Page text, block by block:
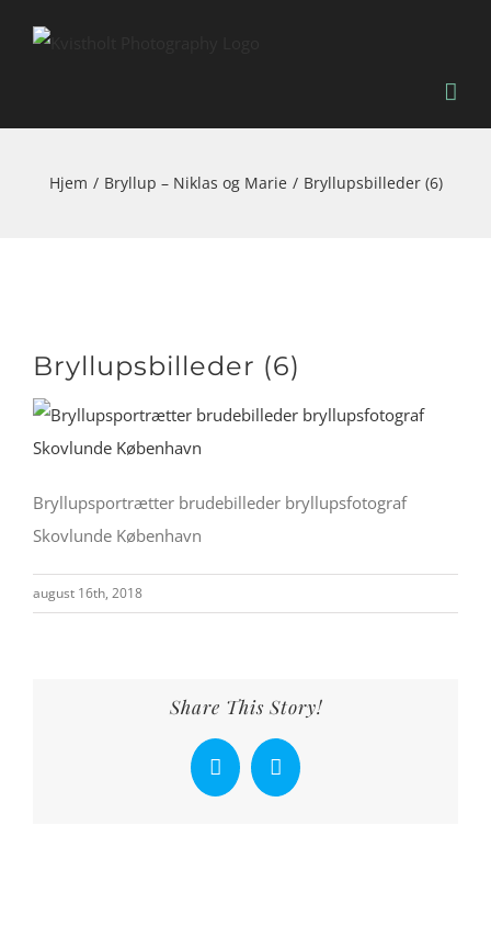
Hjem Bryllup – Niklas og Marie Bryllupsbilleder (6)
Bryllupsbilleder (6)
Bryllupsportrætter brudebilleder bryllupsfotograf
Skovlunde København
august 16th, 2018
Share This Story!
Facebook
X